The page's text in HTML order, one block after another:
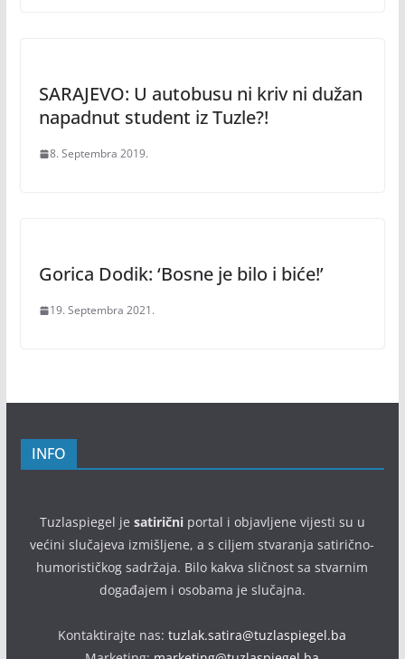
SARAJEVO: U autobusu ni kriv ni dužan
napadnut student iz Tuzle?!
8. Septembra 2019.
Gorica Dodik: ‘Bosne je bilo i biće!’
19. Septembra 2021.
INFO
Tuzlaspiegel je satiričniportal i objavljene vijesti su u
većini slučajeva izmišljene, a s ciljem stvaranja satirično-
humorističkog sadržaja. Bilo kakva sličnost sa stvarnim
događajem i osobama je slučajna.
Kontaktirajte nas:tuzlak.satira@tuzlaspiegel.ba